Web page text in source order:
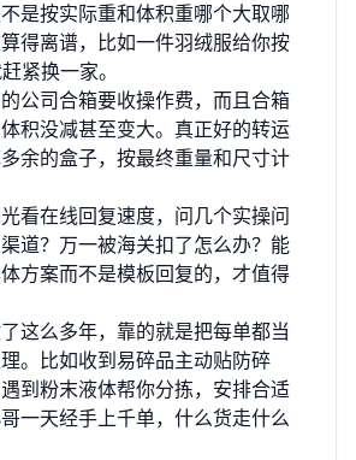
是按实际重和体积重哪个大取哪
得离谱，比如一件羽绒服给你按
紧换一家。
公司合箱要收操作费，而且合箱
积没减甚至变大。真正好的转运
余的盒子，按最终重量和尺寸计
看在线回复速度，问几个实操问
道？万一被海关扣了怎么办？能
方案而不是模板回复的，才值得
这么多年，靠的就是把每单都当
。比如收到易碎品主动贴防碎
到粉末液体帮你分拣，安排合适
一天经手上千单，什么货走什么